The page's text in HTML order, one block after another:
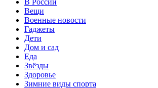
Вещи
Военные новости
Гаджеты
Дети
Дом и сад
Еда
Звёзды
Здоровье
Зимние виды спорта